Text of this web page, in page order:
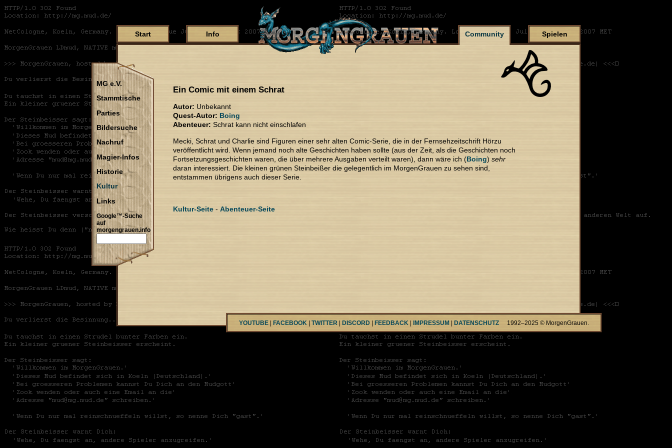
Start Info Community Spielen
MG e.V.
Stammtische
Parties
Bildersuche
Nachruf
Magier-Infos
Historie
Kultur
Links
Google™-Suche
auf
morgengrauen.info
Ein Comic mit einem Schrat
Autor: Unbekannt
Quest-Autor: Boing
Abenteuer: Schrat kann nicht einschlafen
Mecki, Schrat und Charlie sind Figuren einer sehr alten Comic-Serie, die in der Fernsehzeitschrift Hörzu
veröffentlicht wird. Wenn jemand noch alte Geschichten haben sollte (aus der Zeit, als die Geschichten noch
Fortsetzungsgeschichten waren, die über mehrere Ausgaben verteilt waren), dann wäre ich (Boing) sehr
daran interessiert. Die kleinen grünen Steinbeißer die gelegentlich im MorgenGrauen zu sehen sind,
entstammen übrigens auch dieser Serie.
Kultur-Seite - Abenteuer-Seite
YOUTUBE FACEBOOK TWITTER DISCORD FEEDBACK IMPRESSUM DATENSCHUTZ 1992–2025 © MorgenGrauen.